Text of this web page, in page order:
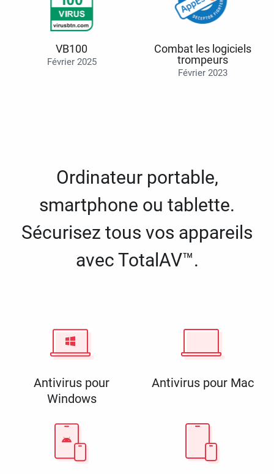
VB100
Février 2025
Combat les logiciels
trompeurs
Février 2023
Ordinateur portable,
smartphone ou tablette.
Sécurisez tous vos appareils
avec TotalAV™.
Antivirus pour
Windows
Antivirus pour Mac